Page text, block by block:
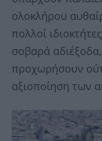
ολοκλήρου
πολλοί
σοβαρά
προχωρήσουν
αξιοποίηση των